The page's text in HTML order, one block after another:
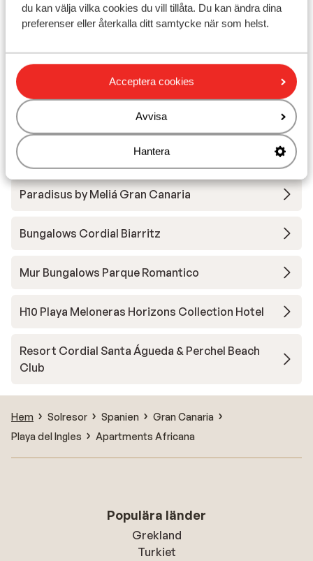
du kan välja vilka cookies du vill tillåta. Du kan ändra dina
preferenser eller återkalla ditt samtycke när som helst.
Acceptera cookies
Avvisa
Hantera
Cristina by Tigotan Las Palmas Hotel - endast
Lopesan Baobab Resort
Lopesan Villa del Conde Resort & Thalasso
Marina Bay View Apartments - endast vuxna
Paradisus by Meliá Gran Canaria
Bungalows Cordial Biarritz
Mur Bungalows Parque Romantico
H10 Playa Meloneras Horizons Collection Hotel
Resort Cordial Santa Águeda & Perchel Beach
Club
Hem Solresor Spanien
Gran Canaria
Playa del Ingles
Apartments Africana
Populära länder
Grekland
Turkiet